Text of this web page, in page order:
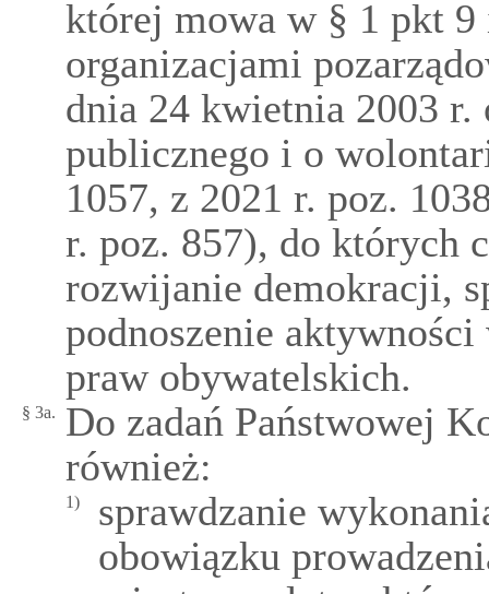
której mowa w § 1 pkt 9
organizacjami
dnia 24 kwietnia 2003 r.
publicznego i o
1057, z 2021 r. poz.
r. poz. 857), do których
rozwijanie demokracji,
podnoszenie
praw obywatelskich.
§ 3a.
Do zadań Państwowej
również:
1)
sprawdzanie
obowiązku